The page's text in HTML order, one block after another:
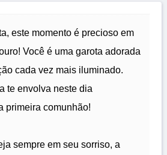
este momento é precioso em
Você é uma garota adorada
cada vez mais iluminado.
te envolva neste dia
primeira comunhão!
sempre em seu sorriso, a